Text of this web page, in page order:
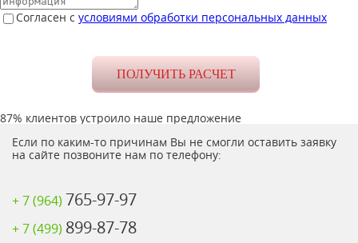
Согласен с условиями обработки персональных данных
87% клиентов устроило наше предложение
Если по каким-то причинам Вы не смогли оставить заявку
на сайте позвоните нам по телефону:
+ 7 (964) 765-97-97
+ 7 (499) 899-87-78